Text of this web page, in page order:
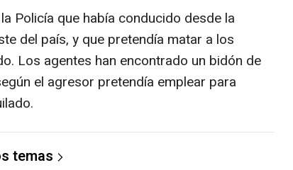
Policía que había conducido desde la
del país, y que pretendía matar a los
Los agentes han encontrado un bidón de
el agresor pretendía emplear para
temas